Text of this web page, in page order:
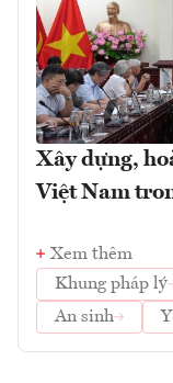
Xây dựng,
Việt Nam
Xem thêm
Khung pháp lý
An sinh